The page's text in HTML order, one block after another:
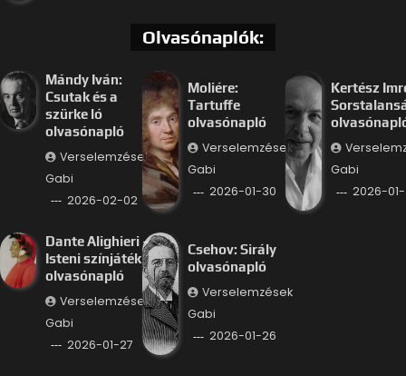
Olvasónaplók:
Mándy Iván:
Csutak és a
szürke ló
olvasónapló
Verselemzések
Gabi
2026-02-02
Moliére:
Tartuffe
olvasónapló
Verselemzések
Gabi
2026-01-30
Kertész
Gabi
2026-
Dante Alighieri –
Isteni színjáték
olvasónapló
Verselemzések
Gabi
2026-01-27
Csehov: Sirály
olvasónapló
Verselemzések
Gabi
2026-01-26